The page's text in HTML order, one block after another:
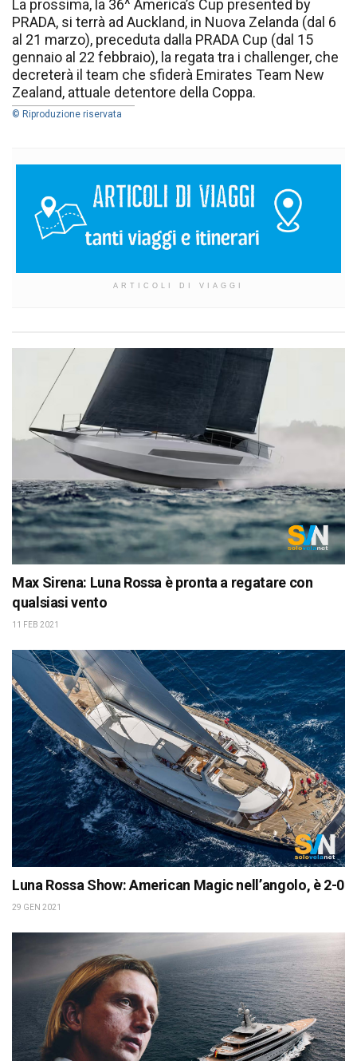
La prossima, la 36^ America’s Cup presented by
PRADA, si terrà ad Auckland, in Nuova Zelanda (dal 6
al 21 marzo), preceduta dalla PRADA Cup (dal 15
gennaio al 22 febbraio), la regata tra i challenger, che
decreterà il team che sfiderà Emirates Team New
Zealand, attuale detentore della Coppa.
© Riproduzione riservata
ARTICOLI DI VIAGGI
Max Sirena: Luna Rossa è pronta a regatare con
qualsiasi vento
11 FEB 2021
Luna Rossa Show: American Magic nell’angolo, è 2-0
29 GEN 2021